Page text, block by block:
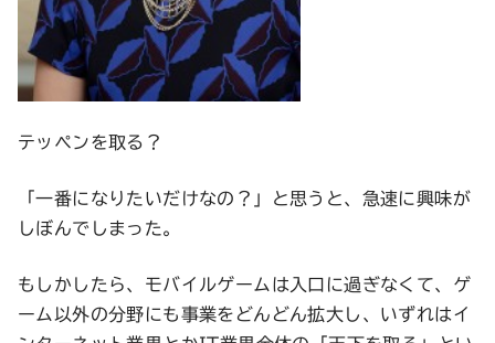
テッペンを取る？
「一番になりたいだけなの？」と思うと、急速に興味が
しぼんでしまった。
もしかしたら、モバイルゲームは入口に過ぎなくて、ゲ
ーム以外の分野にも事業をどんどん拡大し、いずれはイ